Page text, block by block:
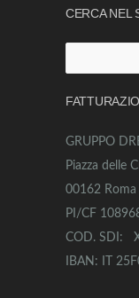
CERCA NEL
per:
GRUPPO
Piazza delle
00162 Roma
PI/CF
COD. SDI:
IBAN: IT